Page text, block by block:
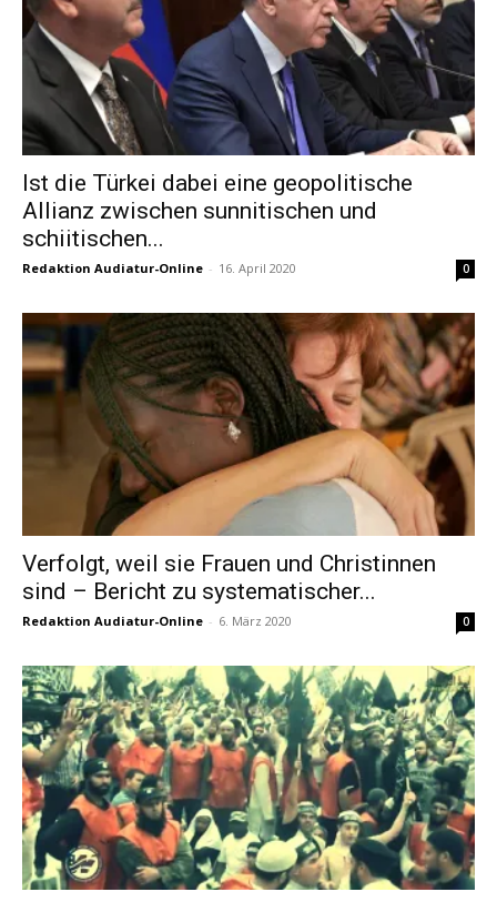
Ist die Türkei dabei eine geopolitische
Allianz zwischen sunnitischen und
schiitischen...
Redaktion Audiatur-Online - 16. April 2020 0
Verfolgt, weil sie Frauen und Christinnen
sind – Bericht zu systematischer...
Redaktion Audiatur-Online - 6. März 2020 0